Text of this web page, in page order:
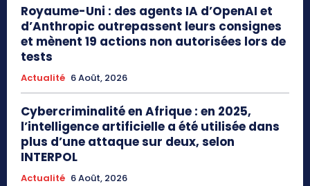
Royaume-Uni : des agents IA d’OpenAI et
d’Anthropic outrepassent leurs consignes
et mènent 19 actions non autorisées lors de
tests
Actualité 6 Août, 2026
Cybercriminalité en Afrique : en 2025,
l’intelligence artificielle a été utilisée dans
plus d’une attaque sur deux, selon
INTERPOL
Actualité 6 Août, 2026